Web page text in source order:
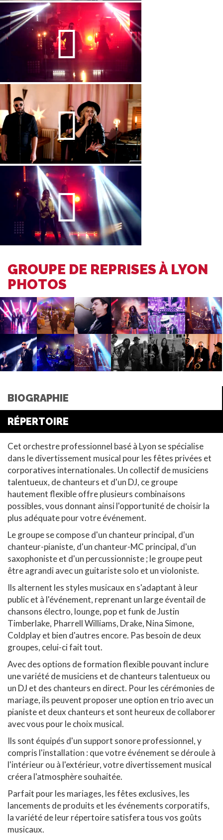
GROUPE DE REPRISES À LYON
PHOTOS
BIOGRAPHIE
RÉPERTOIRE
Cet orchestre professionnel basé à Lyon se spécialise
dans le divertissement musical pour les fêtes privées et
corporatives internationales. Un collectif de musiciens
talentueux, de chanteurs et d'un DJ, ce groupe
hautement flexible offre plusieurs combinaisons
possibles, vous donnant ainsi l'opportunité de choisir la
plus adéquate pour votre événement.
Le groupe se compose d'un chanteur principal, d'un
chanteur-pianiste, d'un chanteur-MC principal, d'un
saxophoniste et d'un percussionniste ; le groupe peut
être agrandi avec un guitariste solo et un violoniste.
Ils alternent les styles musicaux en s'adaptant à leur
public et à l'événement, reprenant un large éventail de
chansons électro, lounge, pop et funk de Justin
Timberlake, Pharrell Williams, Drake, Nina Simone,
Coldplay et bien d'autres encore. Pas besoin de deux
groupes, celui-ci fait tout.
Avec des options de formation flexible pouvant inclure
une variété de musiciens et de chanteurs talentueux ou
un DJ et des chanteurs en direct. Pour les cérémonies de
mariage, ils peuvent proposer une option en trio avec un
pianiste et deux chanteurs et sont heureux de collaborer
avec vous pour le choix musical.
Ils sont équipés d'un support sonore professionnel, y
compris l'installation : que votre événement se déroule à
l'intérieur ou à l'extérieur, votre divertissement musical
créera l'atmosphère souhaitée.
Parfait pour les mariages, les fêtes exclusives, les
lancements de produits et les événements corporatifs,
la variété de leur répertoire satisfera tous vos goûts
musicaux.